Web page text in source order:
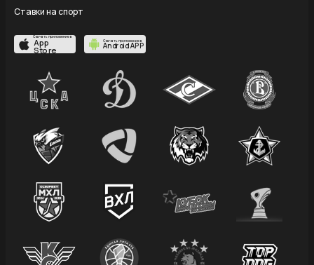
Ставки на спорт
Скачать приложение в
App
Store
Скачать приложение в
Android APP